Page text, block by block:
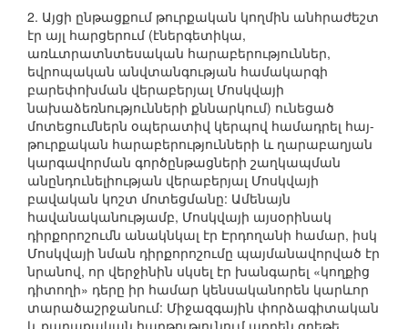
2. Այցի ընթացքում թուրքական կողմին անհրաժեշտ
էր այլ հարցերում (էներգետիկա,
առևտրատնտեսական հարաբերություններ,
եվրոպական անվտանգության համակարգի
բարեփոխման վերաբերյալ Մոսկվայի
նախաձեռնությունների քննարկում) ունեցած
մոտեցումներն օպերատիվ կերպով համադրել հայ-
թուրքական հարաբերությունների և ղարաբաղյան
կարգավորման գործընթացների շաղկապման
անընդունելիության վերաբերյալ Մոսկվայի
բավական կոշտ մոտեցմանը: Ամենայն
հավանականությամբ, Մոսկվայի այսօրինակ
դիրքորոշումն անակնկալ էր Էրդողանի համար, իսկ
Մոսկվայի նման դիրքորոշումը պայմանավորված էր
նրանով, որ վերջինին սկսել էր խանգարել «կողքից
դիտողի» դերը իր համար կենսականորեն կարևոր
տարածաշրջանում: Միջազգային փորձագիտական